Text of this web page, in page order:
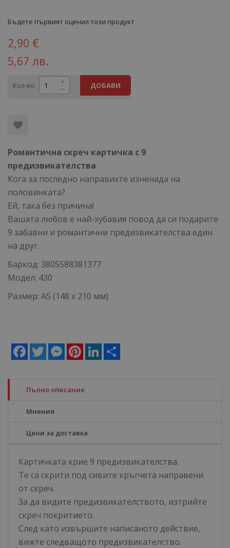
Бъдете първият оценил този продукт
2,90 €
5,67 лв.
Кол-во ДОБАВИ
Романтична скреч картичка с 9
предизвикателства
Кога за последно направихте изненада на
половинката?
Ей, така без причина!
Вашата любов е най-хубавия повод да си подарите
9 забавни и романтични предизвикателства един
на друг.
Баркод: 3805588381377
Модел: 430
Размер: А5 (148 x 210 мм)
Facebook
Twitter MessengerPinterestLinkedIn
Пълно описание
Мнения
Цени за доставка
Картичката крие 9 предизвикателства.
Те са скрити под сивите кръгчета направени
от скреч.
За да видите предизвикателството, изтрийте
скреч покритието.
След като извършите написаното действие,
вижте следващото предизвикателство.